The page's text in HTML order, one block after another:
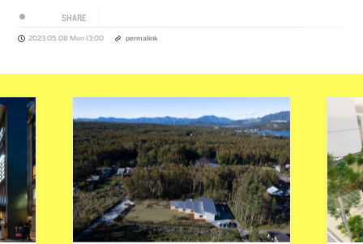
SHARE
2023.05.08 Mon 13:00 permalink